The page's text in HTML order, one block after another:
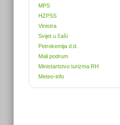
MPS
HZPSS
Vinistra
Svijet u čaši
Petrokemija d.d.
Mali podrum
Ministartstvo turizma RH
Meteo-info